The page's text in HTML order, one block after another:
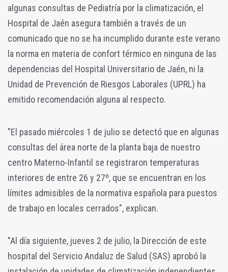
algunas consultas de Pediatría por la climatización, el
Hospital de Jaén asegura también a través de un
comunicado que no se ha incumplido durante este verano
la norma en materia de confort térmico en ninguna de las
dependencias del Hospital Universitario de Jaén, ni la
Unidad de Prevención de Riesgos Laborales (UPRL) ha
emitido recomendación alguna al respecto.
"El pasado miércoles 1 de julio se detectó que en algunas
consultas del área norte de la planta baja de nuestro
centro Materno-Infantil se registraron temperaturas
interiores de entre 26 y 27º, que se encuentran en los
límites admisibles de la normativa española para puestos
de trabajo en locales cerrados", explican.
"Al día siguiente, jueves 2 de julio, la Dirección de este
hospital del Servicio Andaluz de Salud (SAS) aprobó la